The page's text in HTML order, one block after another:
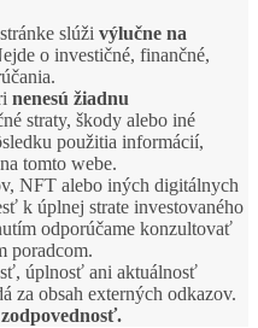
slúži výlučne na
o investičné, finančné,
nenesú žiadnu
straty, škody alebo iné
použitia informácií,
tomto webe.
NFT alebo iných digitálnych
k úplnej strate investovaného
odporúčame konzultovať
poradcom.
úplnosť ani aktuálnosť
za obsah externých odkazov.